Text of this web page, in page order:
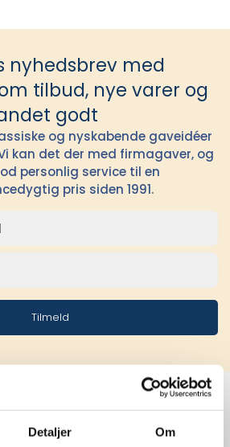
Detaljer Om
nyhedsbrev med
tilbud, nye varer og
godt
og nyskabende gaveidéer
kan det der med firmagaver, og
personlig service til en
pris siden 1991.
Tilmeld